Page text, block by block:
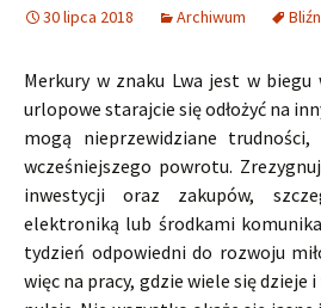
30 lipca 2018 Archiwum
Merkury w znaku Lwa jest w
urlopowe starajcie się odłożyć na
mogą nieprzewidziane
wcześniejszego powrotu.
inwestycji oraz zakupów,
elektroniką lub środkami
tydzień odpowiedni do rozwoju
więc na pracy, gdzie wiele się